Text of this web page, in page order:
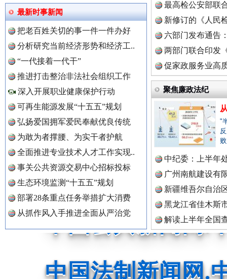
最新时事新闻
把老百姓关切的事一件一件办好
分析研究当前经济形势和经济工..
“一代接着一代干”
推进打击整治非法社会组织工作
深入开展职业健康保护行动
可再生能源发展“十五五”规划
弘扬爱国拥军爱民奉献优良传统
为敢为者撑腰、为实干者护航
全面推进专业技术人才工作实现..
事关公共资源交易中心招标投标
生态环境监测“十五五”规划
部署28条重点任务举措扩大消费
从抓作风入手推进全面从严治党
最高检公安部联
周岁未..
新修订的《人民
布
六部门发布通告
两部门联合印发
定》
促家政服务业高
聚焦廉政法纪
"
中纪委：上半年
广州南航建设有
新疆维吾尔自治
黑龙江省佳木斯
解读上半年全国
数据
中国全民新闻网.
中国公众新闻网.
中国公民新闻网.
中国公共新闻网.
中国法制新闻网.
红船起航处 潮起向未来 广州首
三年瞒报超千万 隐匿收入偷税被查处..